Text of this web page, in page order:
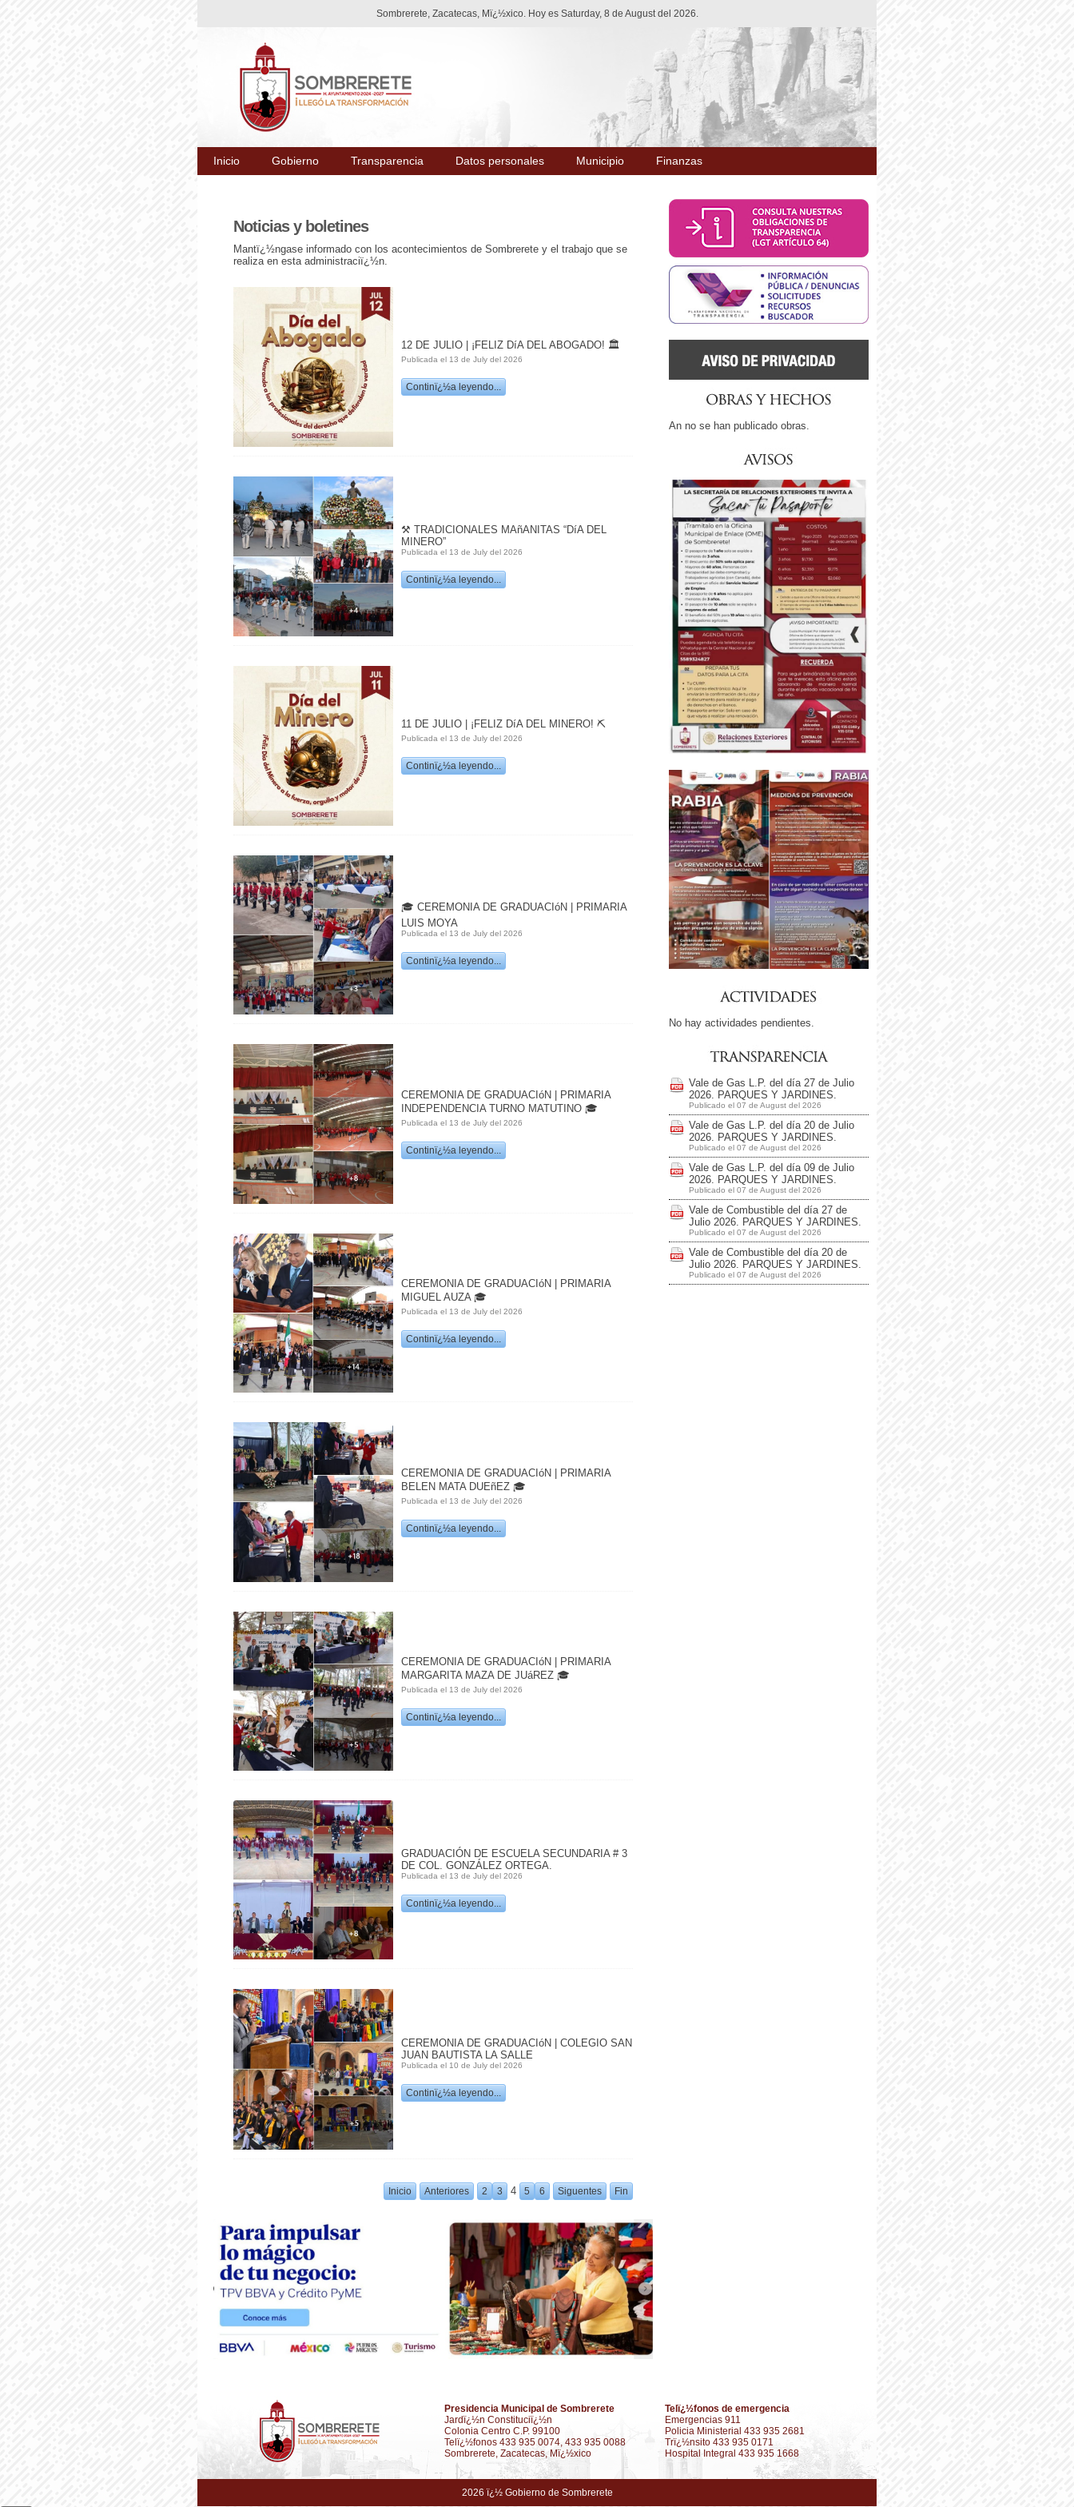
Sombrerete, Zacatecas, Mï¿½xico. Hoy es Saturday, 8 de August del 2026.
Inicio Gobierno Transparencia Datos personales Municipio Finanzas
Noticias y boletines
Mantï¿½ngase informado con los acontecimientos de Sombrerete y el trabajo que se
realiza en esta administraciï¿½n.
12 DE JULIO | ¡FELIZ DíA DEL ABOGADO! 🏛️
Publicada el 13 de July del 2026
Continï¿½a leyendo...
⚒️ TRADICIONALES MAñANITAS “DíA DEL
MINERO”
Publicada el 13 de July del 2026
Continï¿½a leyendo...
11 DE JULIO | ¡FELIZ DíA DEL MINERO! ⛏️
Publicada el 13 de July del 2026
Continï¿½a leyendo...
🎓 CEREMONIA DE GRADUACIóN | PRIMARIA
LUIS MOYA
Publicada el 13 de July del 2026
Continï¿½a leyendo...
CEREMONIA DE GRADUACIóN | PRIMARIA
INDEPENDENCIA TURNO MATUTINO 🎓
Publicada el 13 de July del 2026
Continï¿½a leyendo...
CEREMONIA DE GRADUACIóN | PRIMARIA
MIGUEL AUZA 🎓
Publicada el 13 de July del 2026
Continï¿½a leyendo...
CEREMONIA DE GRADUACIóN | PRIMARIA
BELEN MATA DUEñEZ 🎓
Publicada el 13 de July del 2026
Continï¿½a leyendo...
CEREMONIA DE GRADUACIóN | PRIMARIA
MARGARITA MAZA DE JUáREZ 🎓
Publicada el 13 de July del 2026
Continï¿½a leyendo...
GRADUACIÓN DE ESCUELA SECUNDARIA # 3
DE COL. GONZÁLEZ ORTEGA.
Publicada el 13 de July del 2026
Continï¿½a leyendo...
CEREMONIA DE GRADUACIóN | COLEGIO SAN
JUAN BAUTISTA LA SALLE
Publicada el 10 de July del 2026
Continï¿½a leyendo...
Inicio Anteriores 2 3 4 5 6 Siguentes Fin
An no se han publicado obras.
No hay actividades pendientes.
Vale de Gas L.P. del día 27 de Julio
2026. PARQUES Y JARDINES.
Publicado el 07 de August del 2026
Vale de Gas L.P. del día 20 de Julio
2026. PARQUES Y JARDINES.
Publicado el 07 de August del 2026
Vale de Gas L.P. del día 09 de Julio
2026. PARQUES Y JARDINES.
Publicado el 07 de August del 2026
Vale de Combustible del día 27 de
Julio 2026. PARQUES Y JARDINES.
Publicado el 07 de August del 2026
Vale de Combustible del día 20 de
Julio 2026. PARQUES Y JARDINES.
Publicado el 07 de August del 2026
Presidencia Municipal de Sombrerete
Jardï¿½n Constituciï¿½n
Colonia Centro C.P. 99100
Telï¿½fonos 433 935 0074, 433 935 0088
Sombrerete, Zacatecas, Mï¿½xico
Telï¿½fonos de emergencia
Emergencias 911
Policia Ministerial 433 935 2681
Trï¿½nsito 433 935 0171
Hospital Integral 433 935 1668
2026 ï¿½ Gobierno de Sombrerete